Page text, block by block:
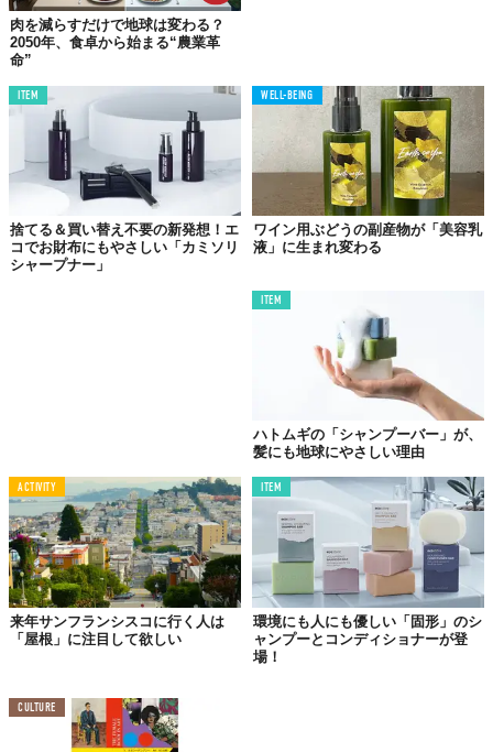
るハチミツ「マヌカハニー」と、フローラルな甘い香りの「ラベ
ンダー＆ローズマリー」、爽快感あふれる「ペパーミント＆ティ
ーツリー」、ローズマリーやクローブのエッセンシャルオイルを
使用した「スパイス」、ほのかに甘くエキゾチックでウッディな
香りがする「サンダルウッド＆イランイラン」の全5種類。
同じくKORUで取り扱っているミツロウラップで包めば、ジムや
肉を減らすだけで地球は変わる？
2050年、食卓から始まる“農業革
命”
ITEM
捨てる＆買い替え不要の新発想！エ
コでお財布にもやさしい「カミソリ
シャープナー」
WELL-BEING
ワイン用ぶどうの副産物が「美容乳
液」に生まれ変わる
ITEM
ハトムギの「シャンプーバー」が、
髪にも地球にやさしい理由
ACTIVITY
来年サンフランシスコに行く人は
「屋根」に注目して欲しい
ITEM
環境にも人にも優しい「固形」のシ
ャンプーとコンディショナーが登
場！
CULTURE